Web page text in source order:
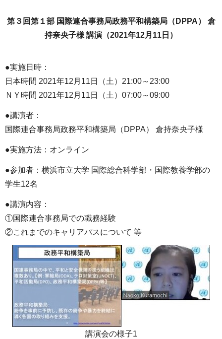
第３回第１部 国際連合事務局政務平和構築局（DPPA） 倉
持奈央子様 講演（2021年12月11日）
●実施日時：
日本時間 2021年12月11日（土）21:00～23:00
ＮＹ時間 2021年12月11日（土）07:00～09:00
●講演者：
国際連合事務局政務平和構築局（DPPA） 倉持奈央子様
●実施方法：オンライン
●参加者：横浜市立大学 国際総合科学部・国際教養学部の
学生12名
●講演内容：
①国際連合事務局での職務経験
②これまでのキャリアパスについて 等
講演会の様子1